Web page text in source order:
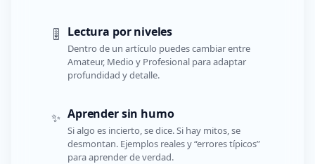
🎚️ Lectura por niveles
Dentro de un artículo puedes cambiar entre
Amateur, Medio y Profesional para adaptar
profundidad y detalle.
✨ Aprender sin humo
Si algo es incierto, se dice. Si hay mitos, se
desmontan. Ejemplos reales y “errores típicos”
para aprender de verdad.